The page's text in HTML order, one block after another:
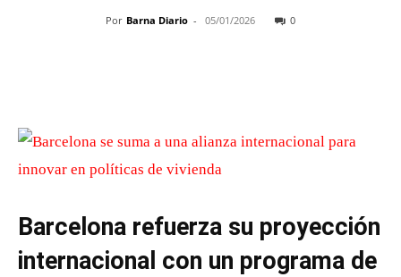
Por Barna Diario - 05/01/2026 0
Barcelona refuerza su proyección
internacional con un programa de